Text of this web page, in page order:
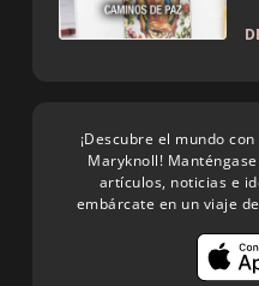
¡Descubre el mundo
Maryknoll!
artículos, noticias e
embárcate en un viaje